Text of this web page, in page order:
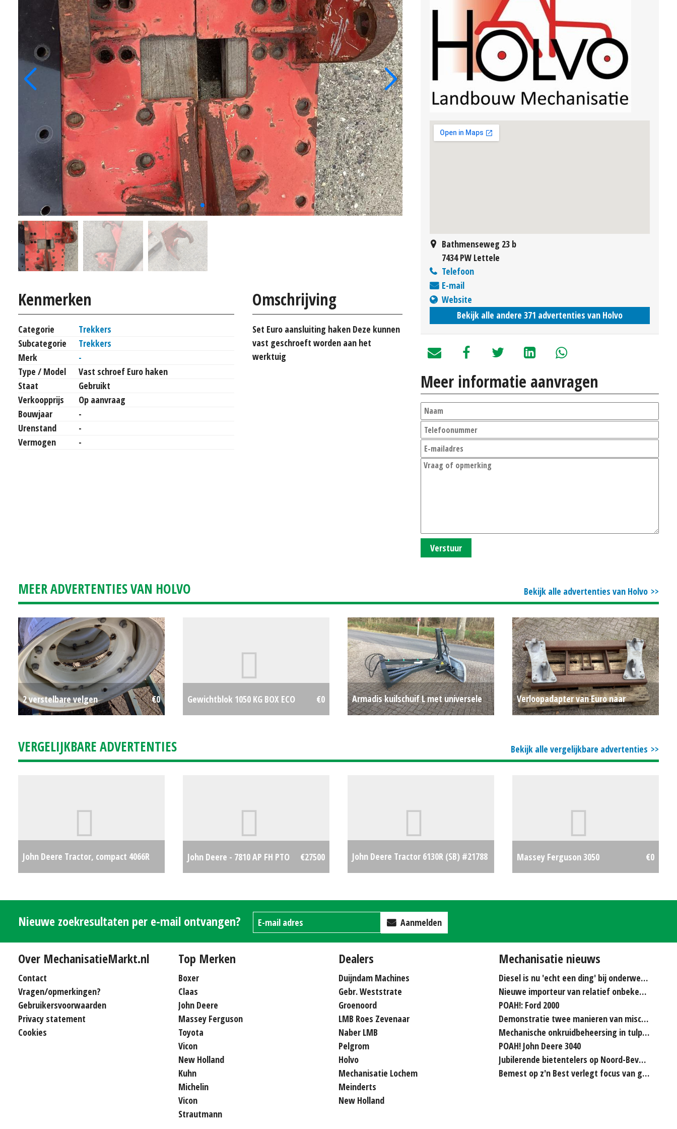
Kenmerken
Categorie
Trekkers
Subcategorie
Trekkers
Merk
-
Type / Model
Vast schroef Euro haken
Staat
Gebruikt
Verkoopprijs
Op aanvraag
Bouwjaar
-
Urenstand
-
Vermogen
-
Omschrijving
Set Euro aansluiting haken Deze kunnen
vast geschroeft worden aan het
werktuig
Bathmenseweg 23 b
7434 PW Lettele
Telefoon
E-mail
Website
Bekijk alle andere 371 advertenties van Holvo
Meer informatie aanvragen
Verstuur
Bekijk alle advertenties van Holvo
MEER ADVERTENTIES VAN HOLVO
2 verstelbare velgen €0 Gewichtblok 1050 KG BOX ECO €0
Armadis kuilschuif L met universele
Verloopadapter van Euro naar
Bekijk alle vergelijkbare advertenties
VERGELIJKBARE ADVERTENTIES
John Deere Tractor, compact 4066R
John Deere - 7810 AP FH PTO €27500
John Deere Tractor 6130R (SB) #21788
Massey Ferguson 3050 €0
Nieuwe zoekresultaten per e-mail ontvangen? Aanmelden
Over MechanisatieMarkt.nl
Contact
Vragen/opmerkingen?
Gebruikersvoorwaarden
Privacy statement
Cookies
Top Merken
Boxer
Claas
John Deere
Massey Ferguson
Toyota
Vicon
New Holland
Kuhn
Michelin
Vicon
Strautmann
Dealers
Duijndam Machines
Gebr. Weststrate
Groenoord
LMB Roes Zevenaar
Naber LMB
Pelgrom
Holvo
Mechanisatie Lochem
Meinderts
New Holland
Mechanisatie nieuws
Diesel is nu 'echt een ding' bij onderwerken
Nieuwe importeur van relatief onbekende merken...
POAH!: Ford 2000
Demonstratie twee manieren van miscanthus hakselen
Mechanische onkruidbeheersing in tulpenteelt steeds...
POAH! John Deere 3040
Jubilerende bietentelers op Noord-Beveland rijden elkaar...
Bemest op z'n Best verlegt focus van grasland naar bouwland